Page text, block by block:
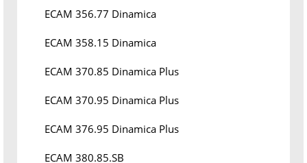
ECAM 356.77 Dinamica
ECAM 358.15 Dinamica
ECAM 370.85 Dinamica Plus
ECAM 370.95 Dinamica Plus
ECAM 376.95 Dinamica Plus
ECAM 380.85.SB